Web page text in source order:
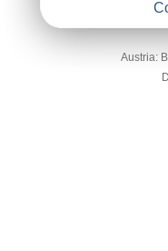
Austria: